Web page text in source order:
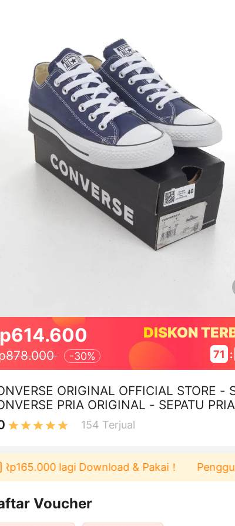
-30%
DISKON
71 :
ORIGINAL OFFICIAL STORE -
PRIA ORIGINAL - SEPATU
- CASUAL - SEKOLAH -TERBARU 70S
154 Terjual
lagi Download & Pakai！ Pengguna
Voucher